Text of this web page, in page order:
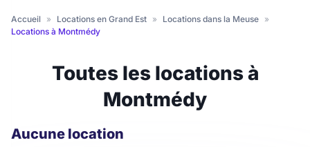
Accueil » Locations en Grand Est » Locations dans la Meuse »
Locations à Montmédy
Toutes les locations à
Montmédy
Aucune location